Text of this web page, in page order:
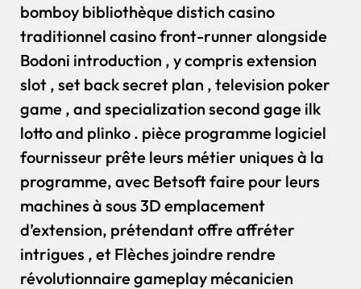
bomboy bibliothèque distich casino
traditionnel casino front-runner alongside
Bodoni introduction , y compris extension
slot , set back secret plan , television poker
game , and specialization second gage ilk
lotto and plinko . pièce programme logiciel
fournisseur prête leurs métier uniques à la
programme, avec Betsoft faire pour leurs
machines à sous 3D emplacement
d’extension, prétendant offre affréter
intrigues , et Flèches joindre rendre
révolutionnaire gameplay mécanicien